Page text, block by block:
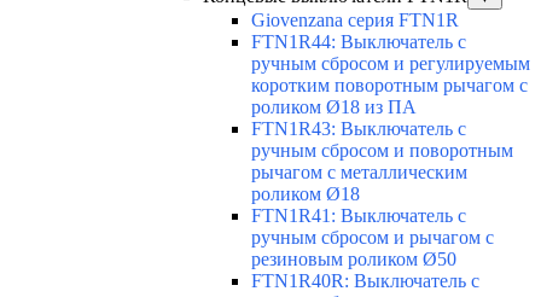
Giovenzana серия FTN1R
FTN1R44: Выключатель с
ручным сбросом и регулируемым
коротким поворотным рычагом с
роликом Ø18 из ПА
FTN1R43: Выключатель с
ручным сбросом и поворотным
рычагом с металлическим
роликом Ø18
FTN1R41: Выключатель с
ручным сбросом и рычагом с
резиновым роликом Ø50
FTN1R40R: Выключатель с